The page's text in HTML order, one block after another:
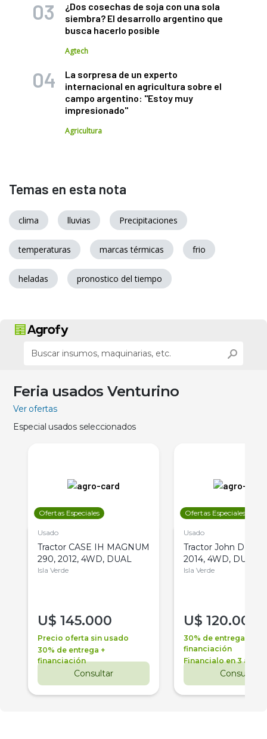
¿Dos cosechas de soja con una sola
siembra? El desarrollo argentino que
busca hacerlo posible
Agtech
La sorpresa de un experto
internacional en agricultura sobre el
campo argentino: "Estoy muy
impresionado"
Agricultura
Temas en esta nota
clima lluvias Precipitaciones
temperaturas marcas térmicas frio
heladas pronostico del tiempo
Feria usados Venturino
Ver ofertas
Especial usados seleccionados
Ofertas Especiales
Usado
Tractor CASE IH MAGNUM
290, 2012, 4WD, DUAL
Isla Verde
U$ 145.000
Precio oferta sin usado
30% de entrega +
financiación
Consultar
Ofertas Especiales
Usado
Tractor John Deere
2014, 4WD, DUAL
Isla Verde
U$ 120.000
30% de entrega +
financiación
Financialo en 3 años
Consultar